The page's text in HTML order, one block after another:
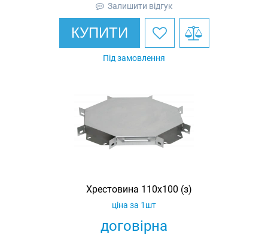
Залишити відгук
КУПИТИ
Під замовлення
Хрестовина 110х100 (з)
договірна
ціна за 1шт